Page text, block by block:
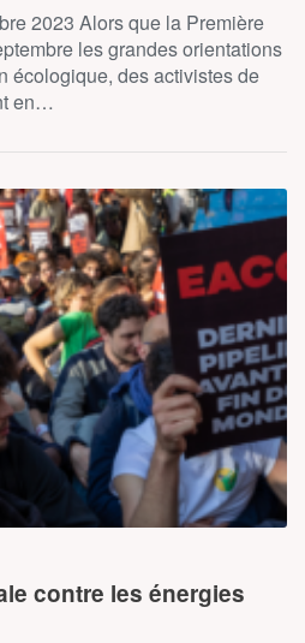
2023 Alors que la Première
les grandes orientations
écologique, des activistes de
en…
contre les énergies